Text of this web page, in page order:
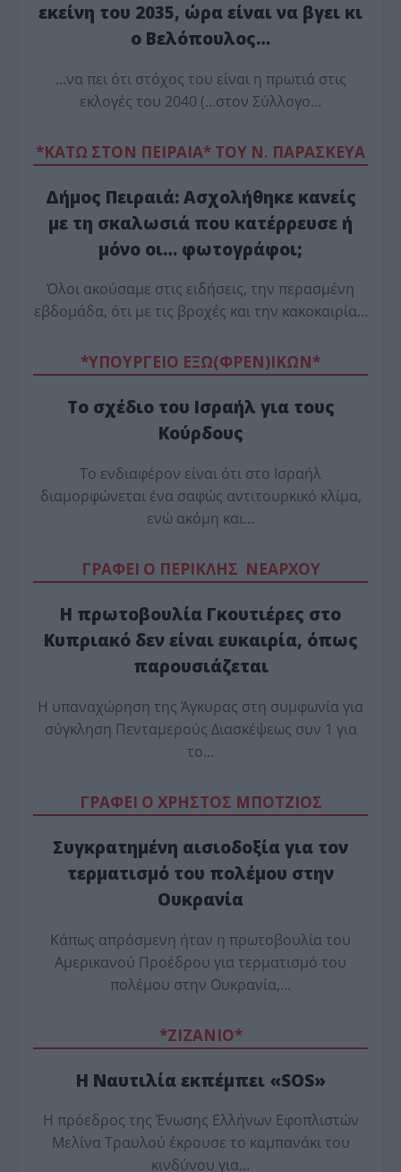
εκείνη του 2035, ώρα είναι να βγει κι
ο Βελόπουλος…
…να πει ότι στόχος του είναι η πρωτιά στις
εκλογές του 2040 (…στον Σύλλογο…
*ΚΑΤΩ ΣΤΟΝ ΠΕΙΡΑΙΑ* ΤΟΥ Ν. ΠΑΡΑΣΚΕΥΑ
Δήμος Πειραιά: Ασχολήθηκε κανείς
με τη σκαλωσιά που κατέρρευσε ή
μόνο οι… φωτογράφοι;
Όλοι ακούσαμε στις ειδήσεις, την περασμένη
εβδομάδα, ότι με τις βροχές και την κακοκαιρία…
*ΥΠΟΥΡΓΕΙΟ ΕΞΩ(ΦΡΕΝ)ΙΚΩΝ*
Το σχέδιο του Ισραήλ για τους
Κούρδους
Το ενδιαφέρον είναι ότι στο Ισραήλ
διαμορφώνεται ένα σαφώς αντιτουρκικό κλίμα,
ενώ ακόμη και…
ΓΡΑΦΕΙ Ο ΠΕΡΙΚΛΗΣ ΝΕΑΡΧΟΥ
Η πρωτοβουλία Γκουτιέρες στο
Κυπριακό δεν είναι ευκαιρία, όπως
παρουσιάζεται
Η υπαναχώρηση της Άγκυρας στη συμφωνία για
σύγκληση Πενταμερούς Διασκέψεως συν 1 για
το…
ΓΡΑΦΕΙ Ο ΧΡΗΣΤΟΣ ΜΠΟΤΖΙΟΣ
Συγκρατημένη αισιοδοξία για τον
τερματισμό του πολέμου στην
Ουκρανία
Κάπως απρόσμενη ήταν η πρωτοβουλία του
Αμερικανού Προέδρου για τερματισμό του
πολέμου στην Ουκρανία,…
*ZΙΖΑΝΙΟ*
Η Ναυτιλία εκπέμπει «SOS»
Η πρόεδρος της Ένωσης Ελλήνων Εφοπλιστών
Μελίνα Τραυλού έ­κρουσε το καμπανάκι του
κινδύνου για…